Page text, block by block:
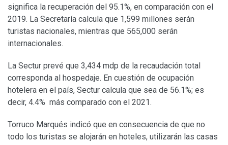
significa la recuperación del 95.1%, en comparación con el
2019. La Secretaría calcula que 1,599 millones serán
turistas nacionales, mientras que 565,000 serán
internacionales.
La Sectur prevé que 3,434 mdp de la recaudación total
corresponda al hospedaje. En cuestión de ocupación
hotelera en el país, Sectur calcula que sea de 56.1%; es
decir, 4.4% más comparado con el 2021.
Torruco Marqués indicó que en consecuencia de que no
todo los turistas se alojarán en hoteles, utilizarán las casas